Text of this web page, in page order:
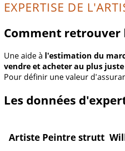
EXPERTISE DE
Comment
Une aide à l'estimation du
vendre et acheter au plus
Pour définir une valeur
Les données
Artiste Peintre strutt